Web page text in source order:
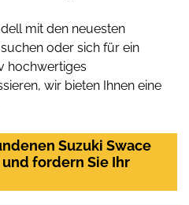
mit den neuesten
oder sich für ein
hochwertiges
wir bieten Ihnen eine
Suzuki Swace
fordern Sie Ihr